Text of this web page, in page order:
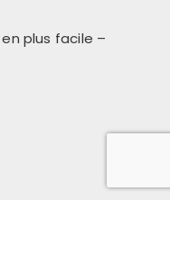
plus facile –